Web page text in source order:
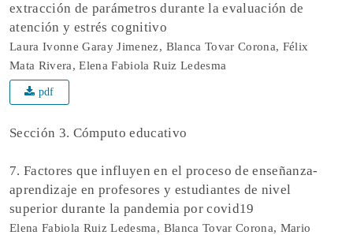
extracción de parámetros durante la evaluación de
atención y estrés cognitivo
Laura Ivonne Garay Jimenez, Blanca Tovar Corona, Félix
Mata Rivera, Elena Fabiola Ruiz Ledesma
pdf
Sección 3. Cómputo educativo
7. Factores que influyen en el proceso de enseñanza-
aprendizaje en profesores y estudiantes de nivel
superior durante la pandemia por covid19
Elena Fabiola Ruiz Ledesma, Blanca Tovar Corona, Mario